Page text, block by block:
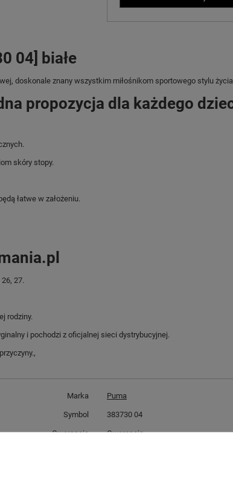
04] białe
doskonale znany wszystkim miłośnikom sportowego stylu
propozycja dla każdego
skóry stopy.
łatwe w założeniu.
27.
rodziny.
i pochodzi z oficjalnej sieci dystrybucyjnej.
Marka Puma
Symbol 383730 04
Gwarancja Gwarancja